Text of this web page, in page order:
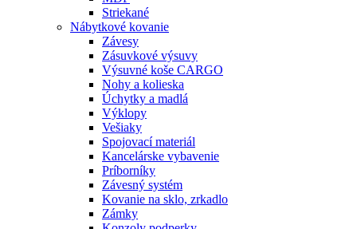
Striekané
Nábytkové kovanie
Závesy
Zásuvkové výsuvy
Výsuvné koše CARGO
Nohy a kolieska
Úchytky a madlá
Výklopy
Vešiaky
Spojovací materiál
Kancelárske vybavenie
Príborníky
Závesný systém
Kovanie na sklo, zrkadlo
Zámky